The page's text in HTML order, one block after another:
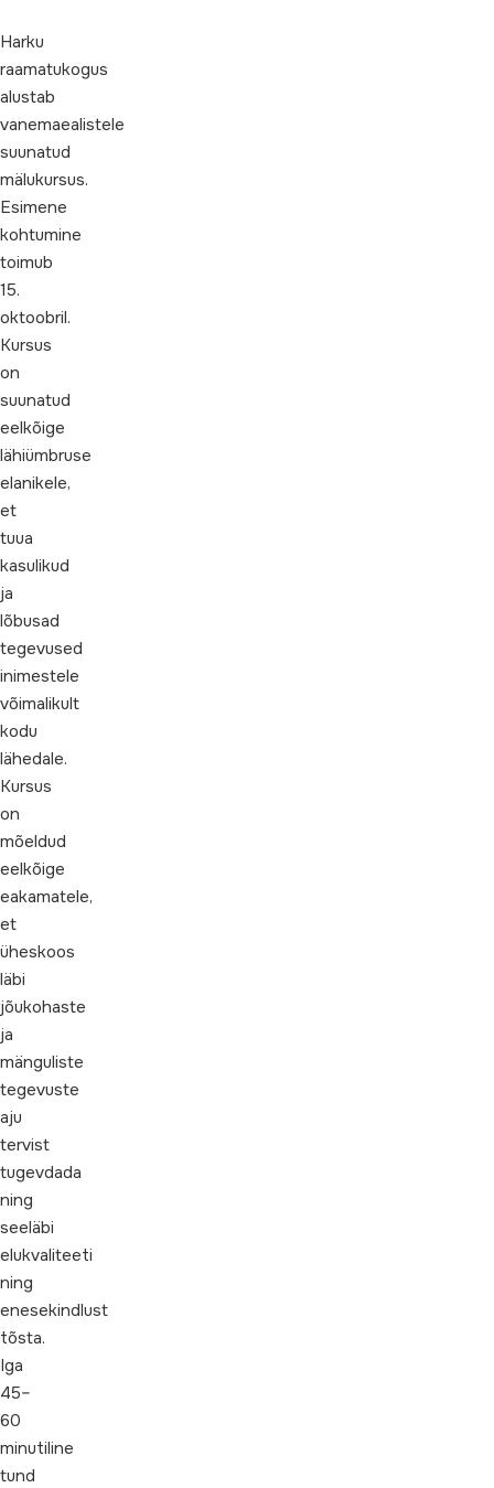
Harku
raamatukogus
alustab
vanemaealistele
suunatud
mälukursus.
Esimene
kohtumine
toimub
15.
oktoobril.
Kursus
on
suunatud
eelkõige
lähiümbruse
elanikele,
et
tuua
kasulikud
ja
lõbusad
tegevused
inimestele
võimalikult
kodu
lähedale.
Kursus
on
mõeldud
eelkõige
eakamatele,
et
üheskoos
läbi
jõukohaste
ja
mänguliste
tegevuste
aju
tervist
tugevdada
ning
seeläbi
elukvaliteeti
ning
enesekindlust
tõsta.
Iga
45–
60
minutiline
tund